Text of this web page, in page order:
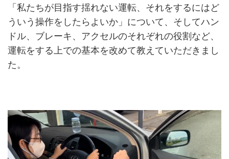
「私たちが目指す揺れない運転、それをするにはど
ういう操作をしたらよいか」について、そしてハン
ドル、ブレーキ、アクセルのそれぞれの役割など、
運転をする上での基本を改めて教えていただきまし
た。